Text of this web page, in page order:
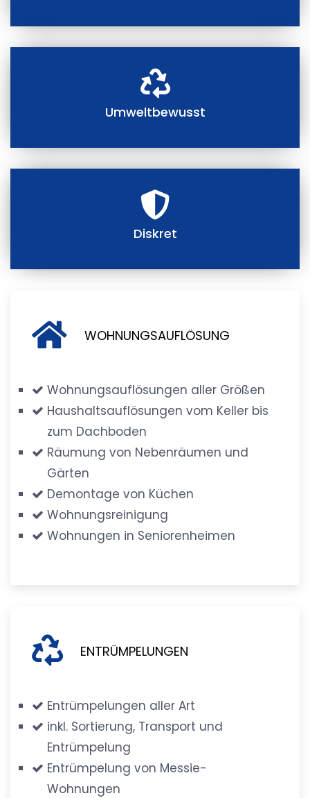
Umweltbewusst
Diskret
WOHNUNGSAUFLÖSUNG
Wohnungsauflösungen aller Größen
Haushaltsauflösungen vom Keller bis
zum Dachboden
Räumung von Nebenräumen und
Gärten
Demontage von Küchen
Wohnungsreinigung
Wohnungen in Seniorenheimen
ENTRÜMPELUNGEN
Entrümpelungen aller Art
inkl. Sortierung, Transport und
Entrümpelung
Entrümpelung von Messie-
Wohnungen